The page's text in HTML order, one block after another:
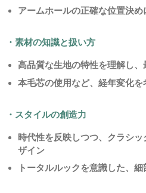
アームホールの正確な位置決
・素材の知識と扱い方
高品質な生地の特性を理解し
本毛芯の使用など、経年変化を
・スタイルの創造力
時代性を反映しつつ、クラシ
ザイン
トータルルックを意識した、